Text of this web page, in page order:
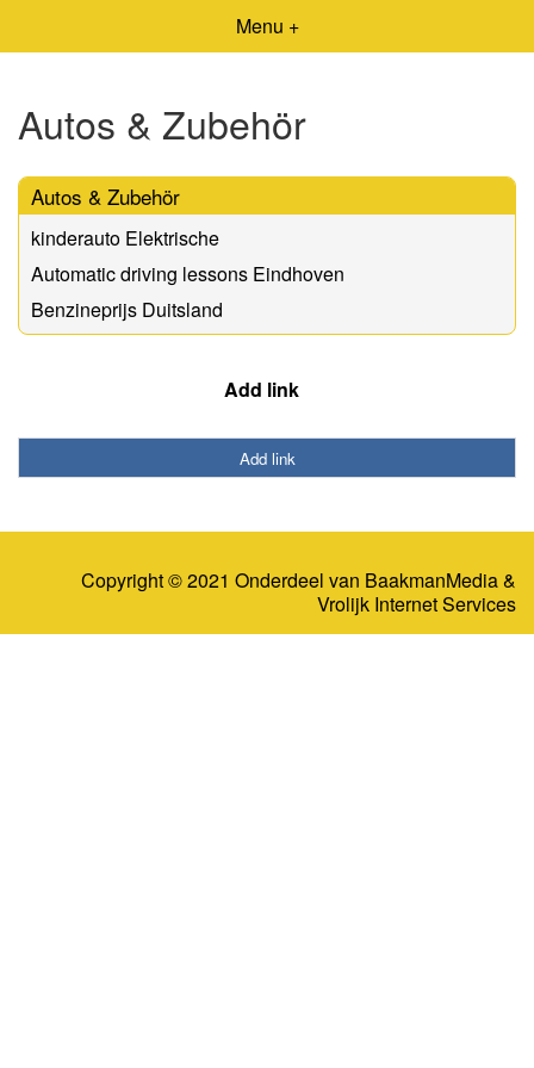
Menu +
Autos & Zubehör
Autos & Zubehör
kinderauto Elektrische
Automatic driving lessons Eindhoven
Benzineprijs Duitsland
Add link
Add link
Copyright © 2021 Onderdeel van BaakmanMedia&
Vrolijk Internet Services